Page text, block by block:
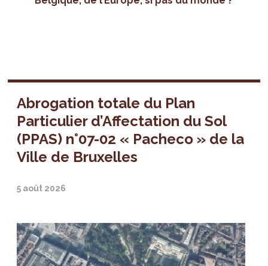
Abrogation totale du Plan
Particulier d’Affectation du Sol
(PPAS) n°07-02 « Pacheco » de la
Ville de Bruxelles
5 août 2026